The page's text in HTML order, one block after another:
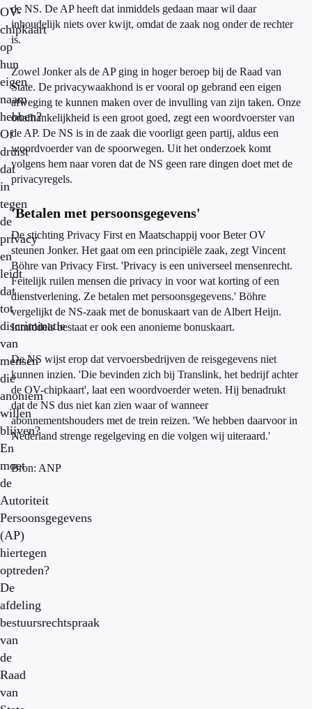
OV-
chipkaart
op
hun
eigen
naam
hebben?
Of
druist
dat
in
tegen
de
privacy
en
leidt
dat
tot
discriminatie
van
mensen
die
anoniem
willen
blijven?
En
moet
de
Autoriteit
Persoonsgegevens
(AP)
hiertegen
optreden?
De
afdeling
bestuursrechtspraak
van
de
Raad
van
de NS. De AP heeft dat inmiddels gedaan maar wil daar
inhoudelijk niets over kwijt, omdat de zaak nog onder de rechter
is.
Zowel Jonker als de AP ging in hoger beroep bij de Raad van
State. De privacywaakhond is er vooral op gebrand een eigen
afweging te kunnen maken over de invulling van zijn taken. Onze
onafhankelijkheid is een groot goed, zegt een woordvoerster van
de AP. De NS is in de zaak die voorligt geen partij, aldus een
woordvoerder van de spoorwegen. Uit het onderzoek komt
volgens hem naar voren dat de NS geen rare dingen doet met de
privacyregels.
'Betalen met persoonsgegevens'
De stichting Privacy First en Maatschappij voor Beter OV
steunen Jonker. Het gaat om een principiële zaak, zegt Vincent
Böhre van Privacy First. 'Privacy is een universeel mensenrecht.
Feitelijk ruilen mensen die privacy in voor wat korting of een
dienstverlening. Ze betalen met persoonsgegevens.' Böhre
vergelijkt de NS-zaak met de bonuskaart van de Albert Heijn.
Inmiddels bestaat er ook een anonieme bonuskaart.
De NS wijst erop dat vervoersbedrijven de reisgegevens niet
kunnen inzien. 'Die bevinden zich bij Translink, het bedrijf achter
de OV-chipkaart', laat een woordvoerder weten. Hij benadrukt
dat de NS dus niet kan zien waar of wanneer
abonnementshouders met de trein reizen. 'We hebben daarvoor in
Nederland strenge regelgeving en die volgen wij uiteraard.'
Bron: ANP